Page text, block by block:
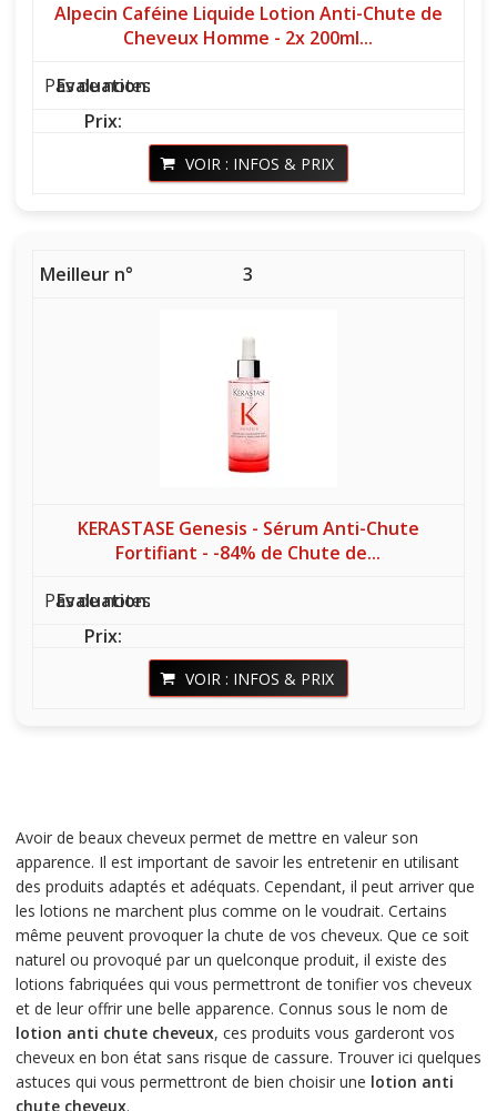
Alpecin Caféine Liquide Lotion Anti-Chute de
Cheveux Homme - 2x 200ml...
Pas de notes
VOIR : INFOS & PRIX
3
KERASTASE Genesis - Sérum Anti-Chute
Fortifiant - -84% de Chute de...
Pas de notes
VOIR : INFOS & PRIX
Avoir de beaux cheveux permet de mettre en valeur son
apparence. Il est important de savoir les entretenir en utilisant
des produits adaptés et adéquats. Cependant, il peut arriver que
les lotions ne marchent plus comme on le voudrait. Certains
même peuvent provoquer la chute de vos cheveux. Que ce soit
naturel ou provoqué par un quelconque produit, il existe des
lotions fabriquées qui vous permettront de tonifier vos cheveux
et de leur offrir une belle apparence. Connus sous le nom de
lotion anti chute cheveux, ces produits vous garderont vos
cheveux en bon état sans risque de cassure. Trouver ici quelques
astuces qui vous permettront de bien choisir une lotion anti
chute cheveux.